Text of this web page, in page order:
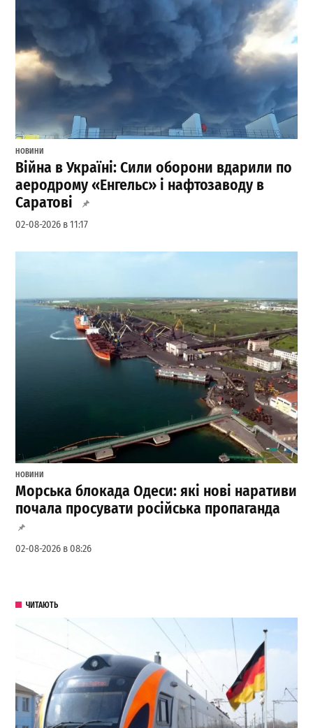
НОВИНИ
Війна в Україні: Сили оборони вдарили по
аеродрому «Енгельс» і нафтозаводу в
Саратові
02-08-2026 в 11:17
НОВИНИ
Морська блокада Одеси: які нові наративи
почала просувати російська пропаганда
02-08-2026 в 08:26
ЧИТАЮТЬ